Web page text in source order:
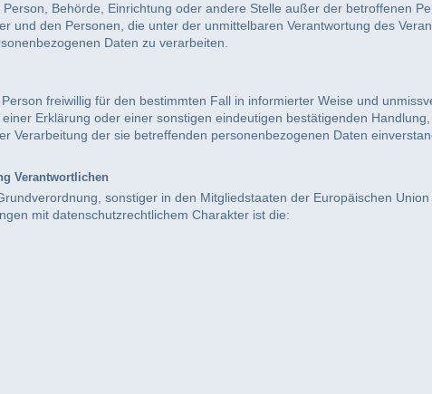
Behörde, Einrichtung oder andere Stelle außer der betroffenen
und den Personen, die unter der unmittelbaren Verantwortung des
Daten zu verarbeiten.
freiwillig für den bestimmten Fall in informierter Weise und
Erklärung oder einer sonstigen eindeutigen bestätigenden
Verarbeitung der sie betreffenden personenbezogenen Daten
Verantwortlichen
sonstiger in den Mitgliedstaaten der Europäischen
mit datenschutzrechtlichem Charakter ist die: